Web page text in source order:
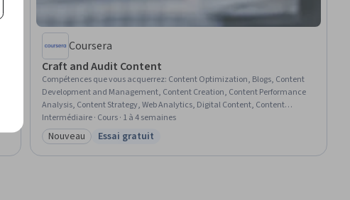
Coursera
Craft and Audit Content
Compétences que vous acquerrez: Content Optimization, Blogs, Content
Development and Management, Content Creation, Content Performance
Analysis, Content Strategy, Web Analytics, Digital Content, Content
Marketing, Search Engine Optimization, Web Analytics and SEO, Keyword
Research, Google Analytics, Content Management, Marketing Analytics,
Data-Driven Marketing, Brand Strategy, Data Analysis, Audit Planning,
Safety Audits
Intermédiaire · Cours · 1 à 4 semaines
Catégorie : Nouveau
Nouveau Statut : Essai gratuit
Essai gratuit